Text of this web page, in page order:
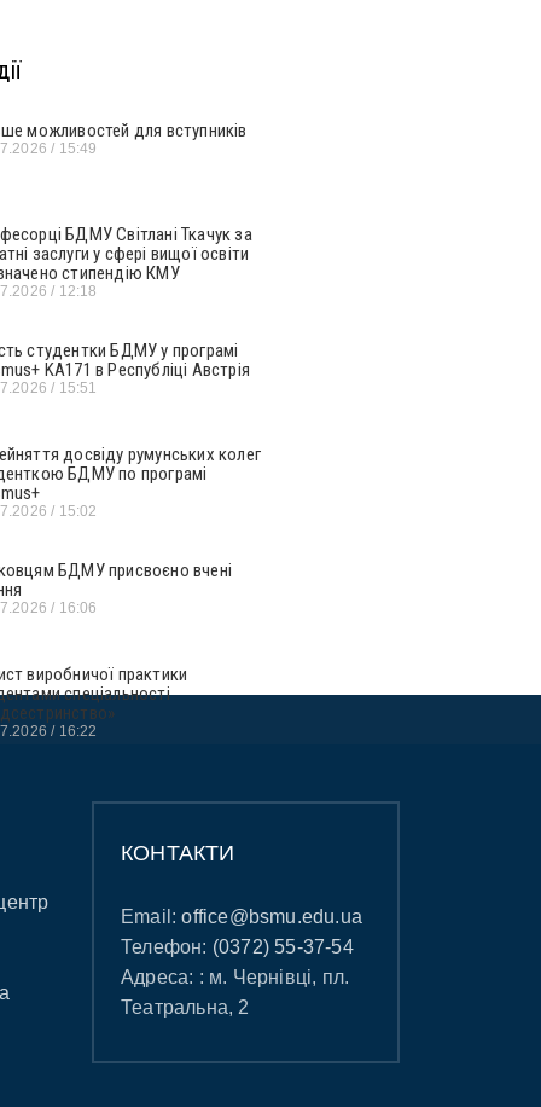
можливостей для вступників
15:49
БДМУ Світлані Ткачук за
заслуги у сфері вищої освіти
стипендію КМУ
12:18
студентки БДМУ у програмі
KA171 в Республіці Австрія
15:51
досвіду румунських колег
БДМУ по програмі
15:02
БДМУ присвоєно вчені
16:06
виробничої практики
спеціальності
16:22
КОНТАКТИ
Email:office@bsmu.edu.ua
Телефон: (0372) 55-37-54
Адреса: : м. Чернівці, пл.
Театральна, 2